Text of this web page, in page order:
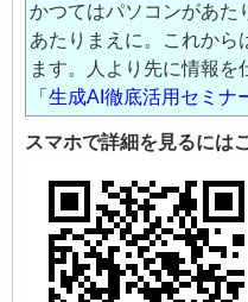
かつてはパソコンがあた
あたりまえに。これから
ます。人より先に情報を
「生成AI徹底活用セミナ
スマホで詳細を見るには